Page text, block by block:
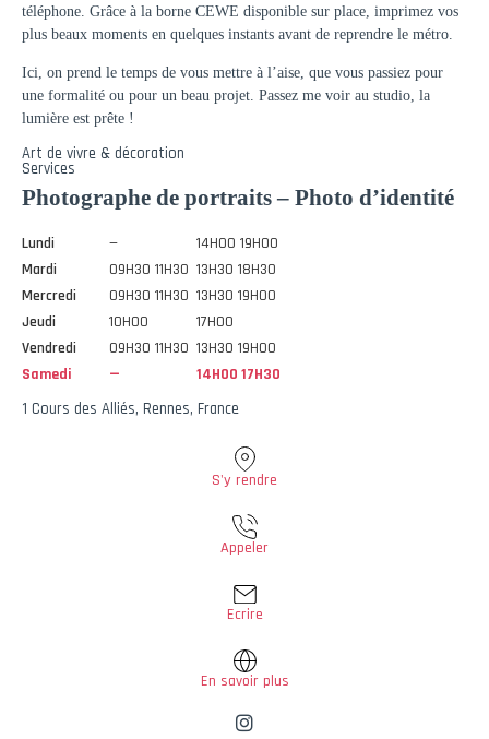
téléphone. Grâce à la borne CEWE disponible sur place, imprimez vos
plus beaux moments en quelques instants avant de reprendre le métro.
Ici, on prend le temps de vous mettre à l’aise, que vous passiez pour
une formalité ou pour un beau projet. Passez me voir au studio, la
lumière est prête !
Art de vivre & décoration
Services
Photographe de portraits – Photo d’identité
Lundi —
14H00 19H00
Mardi
09H30 11H30 13H30 18H30
Mercredi
09H30 11H30 13H30 19H00
Jeudi
10H00
17H00
Vendredi
09H30 11H30 13H30 19H00
Samedi
— 14H00 17H30
1 Cours des Alliés, Rennes, France
S'y rendre
Appeler
Ecrire
En savoir plus